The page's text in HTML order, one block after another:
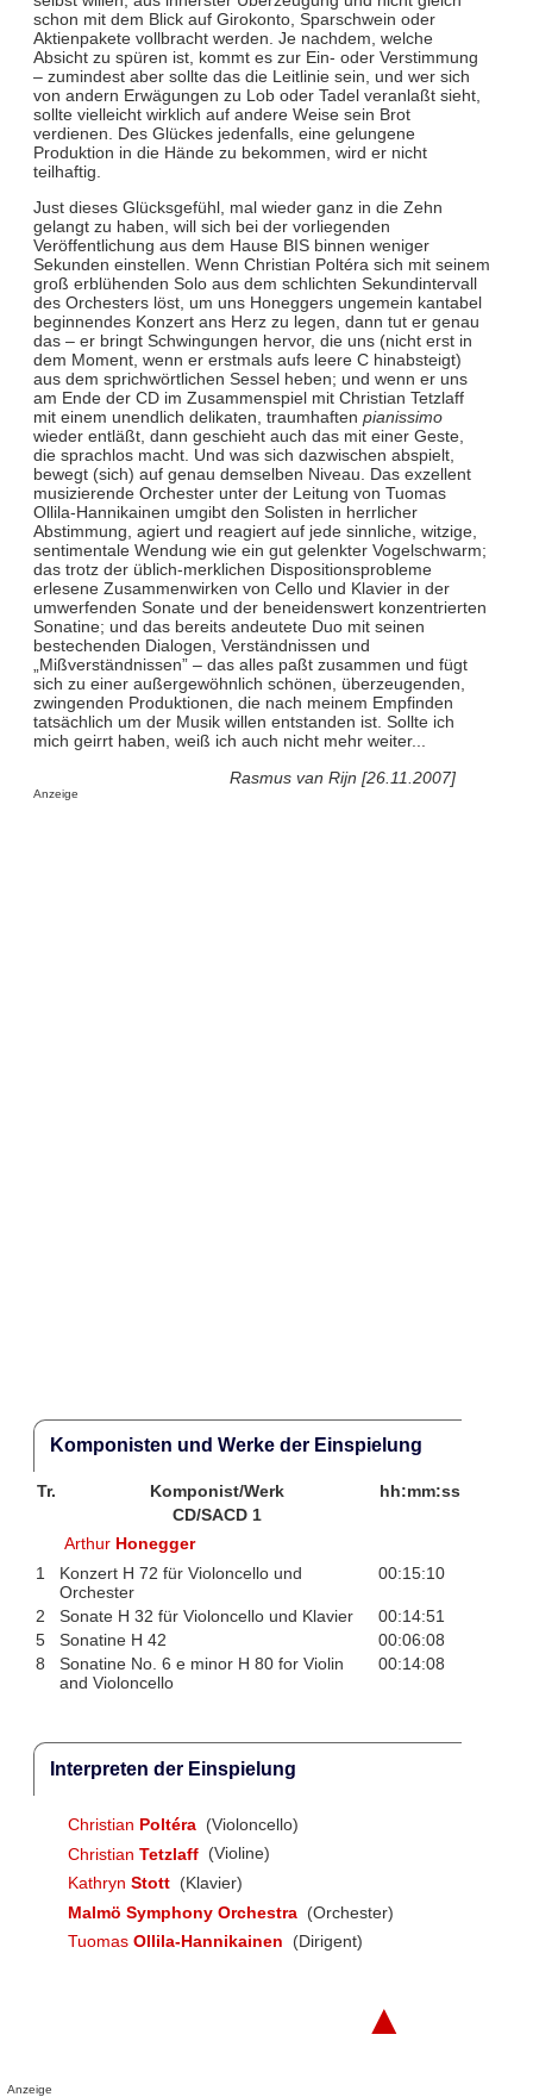
schon mit dem Blick auf Girokonto, Sparschwein oder
Aktienpakete vollbracht werden. Je nachdem, welche
Absicht zu spüren ist, kommt es zur Ein- oder Verstimmung
– zumindest aber sollte das die Leitlinie sein, und wer sich
von andern Erwägungen zu Lob oder Tadel veranlaßt sieht,
sollte vielleicht wirklich auf andere Weise sein Brot
verdienen. Des Glückes jedenfalls, eine gelungene
Produktion in die Hände zu bekommen, wird er nicht
teilhaftig.
Just dieses Glücksgefühl, mal wieder ganz in die Zehn
gelangt zu haben, will sich bei der vorliegenden
Veröffentlichung aus dem Hause BIS binnen weniger
Sekunden einstellen. Wenn Christian Poltéra sich mit seinem
groß erblühenden Solo aus dem schlichten Sekundintervall
des Orchesters löst, um uns Honeggers ungemein kantabel
beginnendes Konzert ans Herz zu legen, dann tut er genau
das – er bringt Schwingungen hervor, die uns (nicht erst in
dem Moment, wenn er erstmals aufs leere C hinabsteigt)
aus dem sprichwörtlichen Sessel heben; und wenn er uns
am Ende der CD im Zusammenspiel mit Christian Tetzlaff
mit einem unendlich delikaten, traumhaften pianissimo
wieder entläßt, dann geschieht auch das mit einer Geste,
die sprachlos macht. Und was sich dazwischen abspielt,
bewegt (sich) auf genau demselben Niveau. Das exzellent
musizierende Orchester unter der Leitung von Tuomas
Ollila-Hannikainen umgibt den Solisten in herrlicher
Abstimmung, agiert und reagiert auf jede sinnliche, witzige,
sentimentale Wendung wie ein gut gelenkter Vogelschwarm;
das trotz der üblich-merklichen Dispositionsprobleme
erlesene Zusammenwirken von Cello und Klavier in der
umwerfenden Sonate und der beneidenswert konzentrierten
Sonatine; und das bereits andeutete Duo mit seinen
bestechenden Dialogen, Verständnissen und
„Mißverständnissen” – das alles paßt zusammen und fügt
sich zu einer außergewöhnlich schönen, überzeugenden,
zwingenden Produktionen, die nach meinem Empfinden
tatsächlich um der Musik willen entstanden ist. Sollte ich
mich geirrt haben, weiß ich auch nicht mehr weiter...
Rasmus van Rijn [26.11.2007]
Anzeige
Komponisten und Werke der Einspielung
Tr. Komponist/Werk
hh:mm:ss
CD/SACD 1
Arthur Honegger
1
Konzert H 72 für Violoncello und
Orchester
00:15:10
2 Sonate H 32 für Violoncello und Klavier
00:14:51
5
Sonatine H 42
00:06:08
8
Sonatine No. 6 e minor H 80 for Violin
and Violoncello
00:14:08
Interpreten der Einspielung
Christian Poltéra (Violoncello)
Christian Tetzlaff (Violine)
Kathryn Stott (Klavier)
Malmö Symphony Orchestra (Orchester)
Tuomas Ollila-Hannikainen (Dirigent)
▲
Anzeige